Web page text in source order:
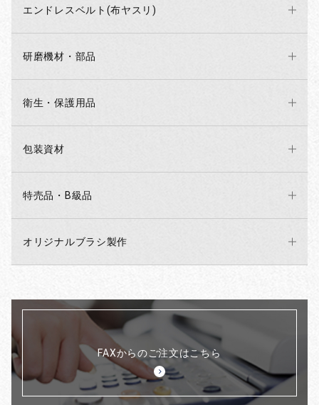
エンドレスベルト(布ヤスリ)
研磨機材・部品
衛生・保護用品
包装資材
特売品・B級品
オリジナルブラシ製作
FAXからのご注文はこちら